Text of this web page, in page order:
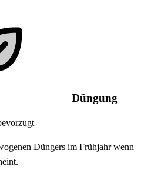
Düngung
Düngers im Frühjahr wenn